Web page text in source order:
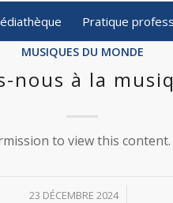
Pratique
MUSIQUES DU MONDE
nous à la
to view this content.
23 DÉCEMBRE 2024
/